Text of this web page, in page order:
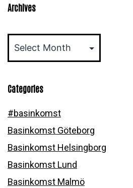
Archives
Categories
#basinkomst
Basinkomst Göteborg
Basinkomst Helsingborg
Basinkomst Lund
Basinkomst Malmö